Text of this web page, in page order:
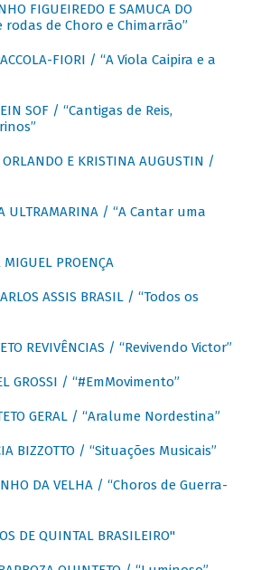
FIGUEIREDO E SAMUCA DO
rodas de Choro e Chimarrão”
FIORI / “A Viola Caipira e a
SOF / “Cantigas de Reis,
ORLANDO E KRISTINA AUGUSTIN /
ULTRAMARINA / “A Cantar uma
PROENÇA
ASSIS BRASIL / “Todos os
REVIVÊNCIAS / “Revivendo Victor”
GROSSI / “#EmMovimento”
GERAL / “Aralume Nordestina”
BIZZOTTO / “Situações Musicais”
DA VELHA / “Choros de Guerra-
DE QUINTAL BRASILEIRO"